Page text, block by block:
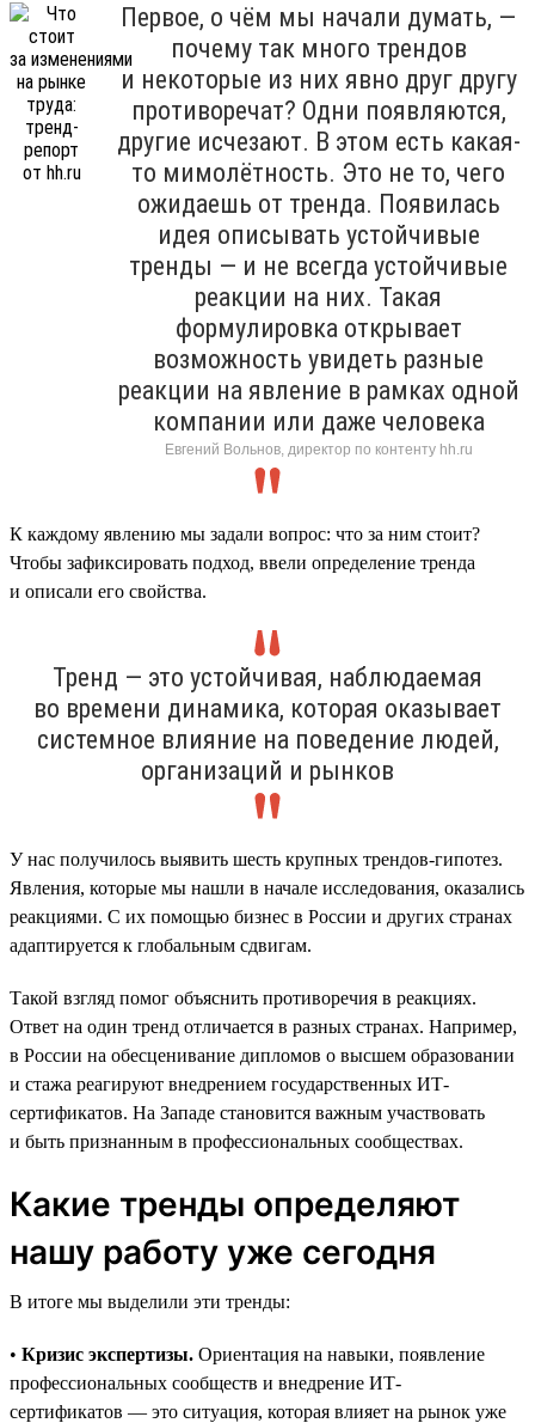
Первое, о чём мы начали думать, —
почему так много трендов
и некоторые из них явно друг другу
противоречат? Одни появляются,
другие исчезают. В этом есть какая-
то мимолётность. Это не то, чего
ожидаешь от тренда. Появилась
идея описывать устойчивые
тренды — и не всегда устойчивые
реакции на них. Такая
формулировка открывает
возможность увидеть разные
реакции на явление в рамках одной
компании или даже человека
Евгений Вольнов, директор по контенту hh.ru
К каждому явлению мы задали вопрос: что за ним стоит?
Чтобы зафиксировать подход, ввели определение тренда
и описали его свойства.
Тренд — это устойчивая, наблюдаемая
во времени динамика, которая оказывает
системное влияние на поведение людей,
организаций и рынков
У нас получилось выявить шесть крупных трендов-гипотез.
Явления, которые мы нашли в начале исследования, оказались
реакциями. С их помощью бизнес в России и других странах
адаптируется к глобальным сдвигам.
Такой взгляд помог объяснить противоречия в реакциях.
Ответ на один тренд отличается в разных странах. Например,
в России на обесценивание дипломов о высшем образовании
и стажа реагируют внедрением государственных ИТ-
сертификатов. На Западе становится важным участвовать
и быть признанным в профессиональных сообществах.
Какие тренды определяют
нашу работу уже сегодня
В итоге мы выделили эти тренды:
• Кризис экспертизы. Ориентация на навыки, появление
профессиональных сообществ и внедрение ИТ-
сертификатов — это ситуация, которая влияет на рынок уже